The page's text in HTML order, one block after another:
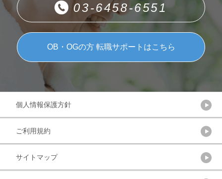
03-6458-6551
OB・OGの方 転職サポートはこちら
個人情報保護方針
ご利用規約
サイトマップ